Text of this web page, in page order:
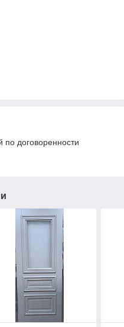
по договоренности